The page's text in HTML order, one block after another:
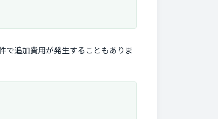
で追加費用が発生することもありま